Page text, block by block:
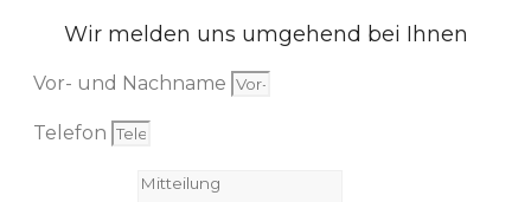
Wir melden uns umgehend bei Ihnen
Vor- und Nachname
Telefon